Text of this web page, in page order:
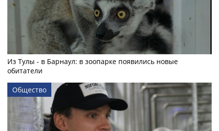
Из Тулы - в Барнаул: в зоопарке появились новые
обитатели
Общество